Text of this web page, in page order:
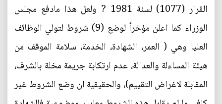
القرار (1077) لسنة 1981 ? ولعل هذا مادفع مجلس
الوزراء كما اعلن مؤخراً لوضع (9) شروط لتولي الوظائف
العليا وهي ( العمر، الشهادة، الخدمة، سلامة الموقف من
هيئة المساءلة والعدالة، عدم ارتكابة جريمة مخلة بالشرف،
المقابلة لاغراض التقييم)، والحقيقية ان وضع الشروط غير